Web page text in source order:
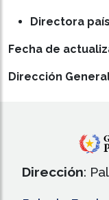
Directora
Fecha de
Dirección
Dirección: